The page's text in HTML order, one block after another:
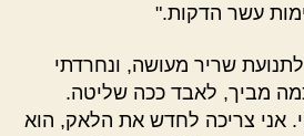
עשר הדקות."
שריר מעושה, ונחרדתי
מביך, לאבד ככה שליטה.
אני צריכה לחדש את הלאק, הוא